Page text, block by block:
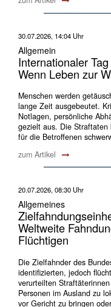
30.07.2026, 14:04 Uhr
Allgemein
Internationaler
Wenn Leben zur
Menschen werden
lange Zeit ausgebeutet.
Notlagen, persönliche
gezielt aus. Die Straftaten
für die Betroffenen
zum Artikel
20.07.2026, 08:30 Uhr
Allgemeines
Weltweite
Flüchtigen
Die Zielfahnder des
identifizierten, jedoch
verurteilten
Personen im Ausland zu
vor Gericht zu bringen